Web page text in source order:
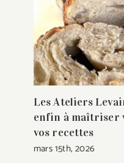
Les Ateliers
enfin à maîtriser
vos recettes
mars 15th, 2026